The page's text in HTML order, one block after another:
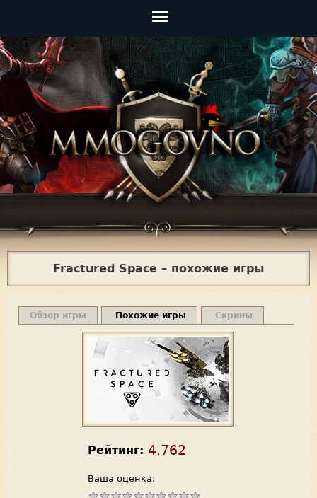
Главное
меню
Jump to navigation
Fractured Space – похожие игры
Обзор игры Похожие игры Скрины
Рейтинг: 4.762
Ваша оценка: